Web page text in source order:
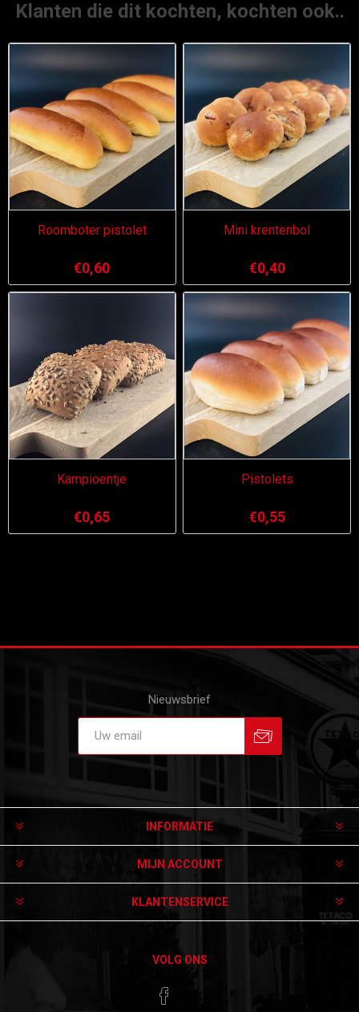
Klanten die dit kochten, kochten ook..
Roomboter pistolet
€0,60
Mini krentenbol
€0,40
Kampioentje
€0,65
Pistolets
€0,55
Nieuwsbrief
INFORMATIE
MIJN ACCOUNT
KLANTENSERVICE
VOLG ONS